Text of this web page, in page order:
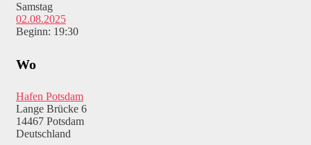
Samstag
02.08.2025
Beginn: 19:30
Wo
Hafen Potsdam
Lange Brücke 6
14467 Potsdam
Deutschland